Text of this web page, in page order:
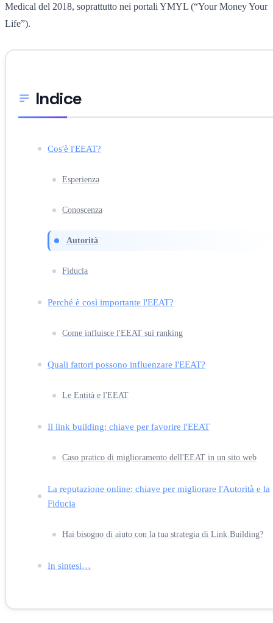
Medical del 2018, soprattutto nei portali YMYL (“Your Money Your
Life”).
Indice
Cos'è l'EEAT?
Esperienza
Conoscenza
Autorità
Fiducia
Perché è così importante l'EEAT?
Come influisce l'EEAT sui ranking
Quali fattori possono influenzare l'EEAT?
Le Entità e l'EEAT
Il link building: chiave per favorire l'EEAT
Caso pratico di miglioramento dell'EEAT in un sito web
La reputazione online: chiave per migliorare l'Autorità e la
Fiducia
Hai bisogno di aiuto con la tua strategia di Link Building?
In sintesi…